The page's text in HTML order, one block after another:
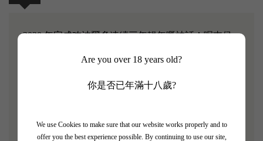
Are you over 18 years old?
你是否已年滿十八歲?
We use Cookies to make sure that our website works properly and to
offer you the best experience possible. By continuing to use our site,
2020 年完成咗波爾多連續三年靚年嘅神話！呢支侯
加濃縮、深沉同埋結構緊密。酒液深不見底，爆發出
到好似摩天大廈咁，單寧海量但極之光滑熟透，為長